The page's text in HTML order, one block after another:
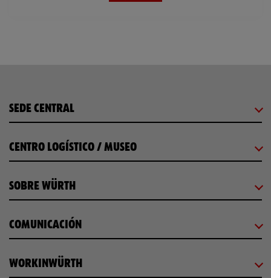
SEDE CENTRAL
CENTRO LOGÍSTICO / MUSEO
SOBRE WÜRTH
COMUNICACIÓN
WORKINWÜRTH